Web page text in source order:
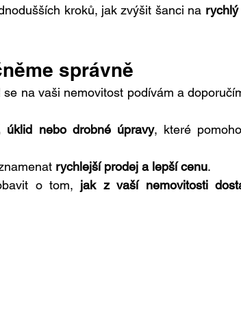
kroků, jak zvýšit šanci na rychlý
správně
úklid nebo drobné úpravy, které
rychlejší prodej a lepší cenu.
o tom, jak z vaší nemovitosti